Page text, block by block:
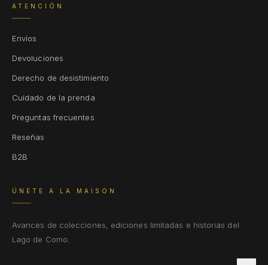
ATENCIÓN
Envíos
Devoluciones
Derecho de desistimiento
Cuidado de la prenda
Preguntas frecuentes
Reseñas
B2B
ÚNETE A LA MAISON
Avances de colecciones, ediciones limitadas e historias del
Lago de Como.